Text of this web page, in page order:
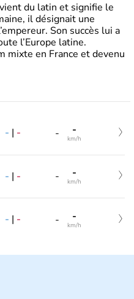
du latin et signifie le
il désignait une
Son succès lui a
l’Europe latine.
mixte en France et devenu
- | - - -
km/h
- | - - -
km/h
- | - - -
km/h